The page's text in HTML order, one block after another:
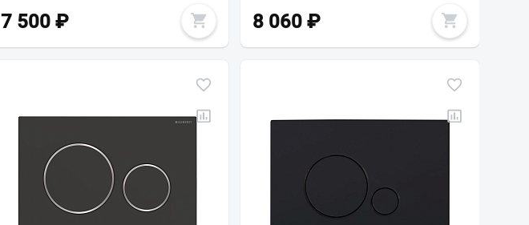
7 500 ₽ 8 060 ₽